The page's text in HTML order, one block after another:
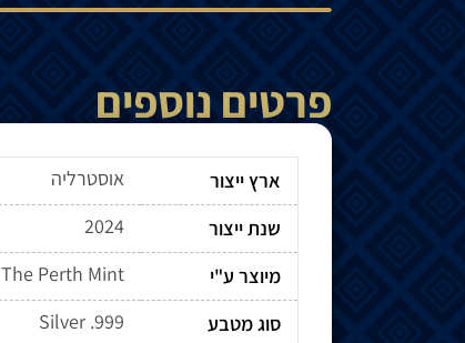
פרטים נוספים
ארץ ייצור
אוסטרליה
שנת ייצור
2024
מיוצר ע"י
The Perth Mint
סוג מטבע
Silver .999